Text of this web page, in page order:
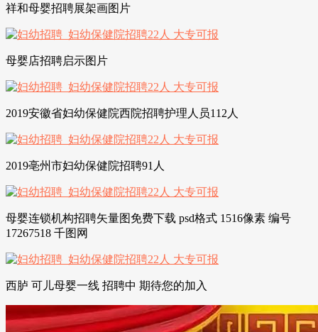
祥和母婴招聘展架画图片
母婴店招聘启示图片
2019安徽省妇幼保健院西院招聘护理人员112人
2019亳州市妇幼保健院招聘91人
母婴连锁机构招聘矢量图免费下载 psd格式 1516像素 编号
17267518 千图网
西胪 可儿母婴一线 招聘中 期待您的加入